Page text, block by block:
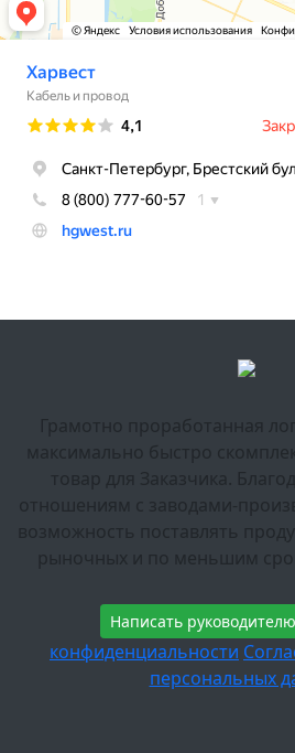
Грамотно проработанная
максимально быстро
товар для Заказчика.
отношениям с заводами-
возможность поставлять
рыночных и по меньшим
Написать руководителю
конфиденциальности
персональных